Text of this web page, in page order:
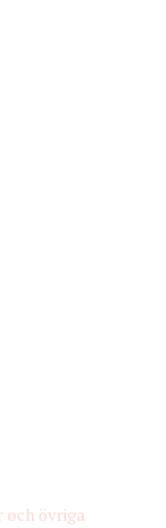
övriga